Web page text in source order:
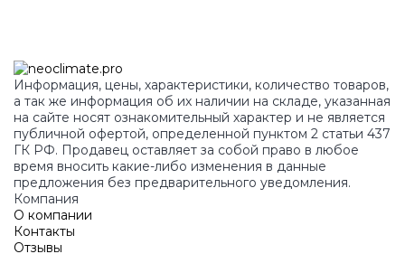
Информация, цены, характеристики, количество товаров,
а так же информация об их наличии на складе, указанная
на сайте носят ознакомительный характер и не является
публичной офертой, определенной пунктом 2 статьи 437
ГК РФ. Продавец оставляет за собой право в любое
время вносить какие-либо изменения в данные
предложения без предварительного уведомления.
Компания
О компании
Контакты
Отзывы